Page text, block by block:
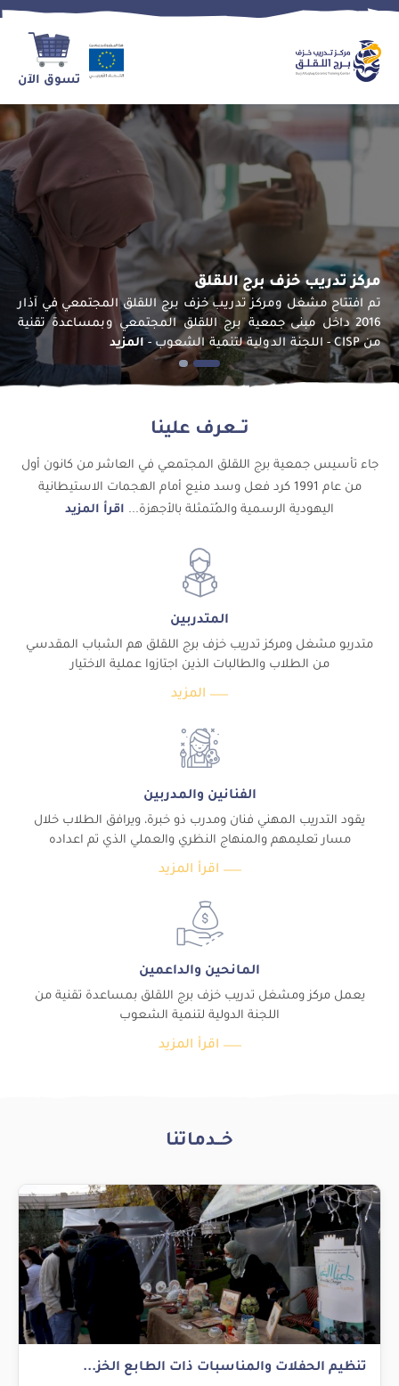
تسوق الآن
مركز تدريب خزف برج اللقلق
تم افتتاح مشغل ومركز تدريب خزف برج اللقلق المجتمعي في آذار
2016 داخل مبنى جمعية برج اللقلق المجتمعي وبمساعدة تقنية
من CISP - اللجنة الدولية لتنمية الشعوب -
المزيد
تــعرف علينا
جاء تأسيس جمعية برج اللقلق المجتمعي في العاشر من كانون أول
من عام 1991 كرد فعل وسد منيع أمام الهجمات الاستيطانية
اليهودية الرسمية والمُتمثلة بالأجهزة... اقرأ المزيد
المتدربين
متدربو مشغل ومركز تدريب خزف برج اللقلق هم الشباب المقدسي
من الطلاب والطالبات الذين اجتازوا عملية الاختيار
المزيد
الفنانين والمدربين
يقود التدريب المهني فنان ومدرب ذو خبرة، ويرافق الطلاب خلال
مسار تعليمهم والمنهاج النظري والعملي الذي تم اعداده
اقرأ المزيد
المانحين والداعمين
يعمل مركز ومشغل تدريب خزف برج اللقلق بمساعدة تقنية من
اللجنة الدولية لتنمية الشعوب
اقرأ المزيد
خــدماتنا
تنظيم الحفلات والمناسبات ذات الطابع الخز...